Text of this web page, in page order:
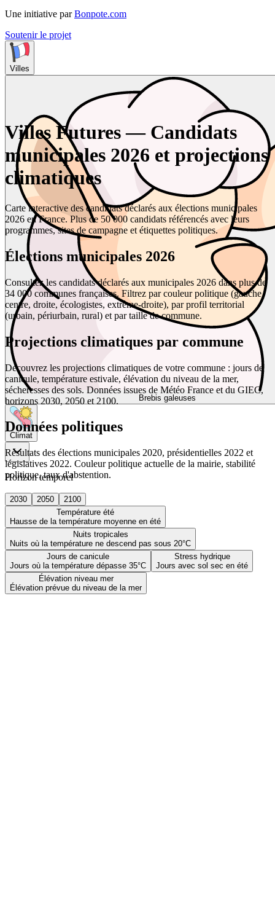
Une initiative par Bonpote.com
Soutenir le projet
Villes
Brebis galeuses
Climat
Horizon temporel
2030 2050
2100
Température été
Hausse de la température moyenne en été
Nuits tropicales
Nuits où la température ne descend pas sous 20°C
Jours de canicule
Jours où la température dépasse 35°C
Stress hydrique
Jours avec sol sec en été
Élévation niveau mer
Élévation prévue du niveau de la mer
Villes Futures — Candidats
municipales 2026 et projections
climatiques
Carte interactive des candidats déclarés aux élections municipales
2026 en France. Plus de 50 000 candidats référencés avec leurs
programmes, sites de campagne et étiquettes politiques.
Élections municipales 2026
Consultez les candidats déclarés aux municipales 2026 dans plus de
34 000 communes françaises. Filtrez par couleur politique (gauche,
centre, droite, écologistes, extrême-droite), par profil territorial
(urbain, périurbain, rural) et par taille de commune.
Projections climatiques par commune
Découvrez les projections climatiques de votre commune : jours de
canicule, température estivale, élévation du niveau de la mer,
sécheresses des sols. Données issues de Météo France et du GIEC,
horizons 2030, 2050 et 2100.
Données politiques
Résultats des élections municipales 2020, présidentielles 2022 et
législatives 2022. Couleur politique actuelle de la mairie, stabilité
politique, taux d'abstention.